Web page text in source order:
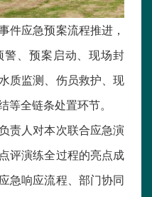
应急预案流程推进，
警、预案启动、现场封
质监测、伤员救护、现
等全链条处置环节。
人对本次联合应急演
评演练全过程的亮点成
急响应流程、部门协同